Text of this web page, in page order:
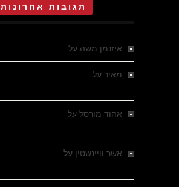
תגובות אחרונות
איזנמן משה על
מאיר על
אהוד מורסל על
אשר וויינשטין על